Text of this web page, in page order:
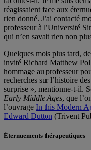
réagissaient face aux
rien donné. J’ai contacté
professeur à l’Université
qui n’en savait rien non
Quelques mois plus tard,
invité Richard Matthew
hommage au professeur
recherches sur l’histoire
surprise », mentionne-t-il.
Early Middle Ages, que
l’ouvrage In this Modern
Edward Dutton (Trivent
Éternuements thérapeutiques